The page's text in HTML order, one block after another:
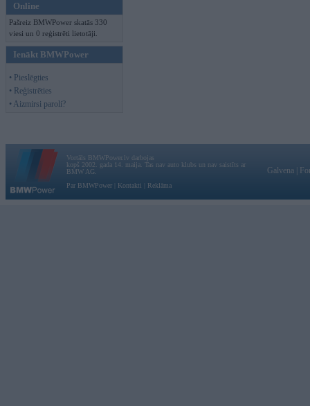
Online
Pašreiz BMWPower skatās 330
viesi un 0 reģistrēti lietotāji.
Ienākt BMWPower
• Pieslēgties
• Reģistrēties
• Aizmirsi paroli?
Vortāls BMWPower.lv darbojas
kopš 2002. gada 14. maija. Tas nav auto klubs un nav saistīts ar
BMW AG.
Par BMWPower
Kontakti Reklāma
Galvena